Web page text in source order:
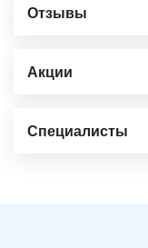
Отзывы
Акции
Специалисты